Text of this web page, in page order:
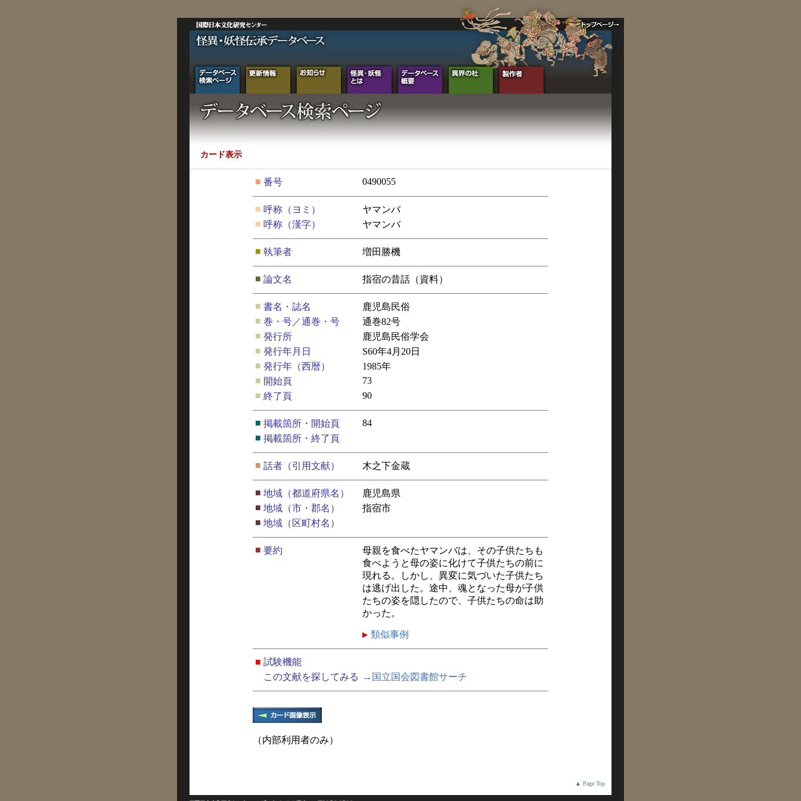
カード表示
■ 番号 0490055
■ 呼称（ヨミ）
ヤマンバ
■ 呼称（漢字） ヤマンバ
■ 執筆者 増田勝機
■ 論文名 指宿の昔話（資料）
■ 書名・誌名
鹿児島民俗
■ 巻・号／通巻・号
通巻82号
■ 発行所
鹿児島民俗学会
■ 発行年月日
S60年4月20日
■ 発行年（西暦）
1985年
■ 開始頁
73
■ 終了頁 90
■ 掲載箇所・開始頁
84
■ 掲載箇所・終了頁
■ 話者（引用文献） 木之下金蔵
■ 地域（都道府県名）
鹿児島県
■ 地域（市・郡名）
指宿市
■ 地域（区町村名）
■ 要約
母親を食べたヤマンバは、その子供たちも
食べようと母の姿に化けて子供たちの前に
現れる。しかし、異変に気づいた子供たち
は逃げ出した。途中、魂となった母が子供
たちの姿を隠したので、子供たちの命は助
かった。
類似事例
■ 試験機能
この文献を探してみる
→国立国会図書館サーチ
（内部利用者のみ）
▲ Page Top